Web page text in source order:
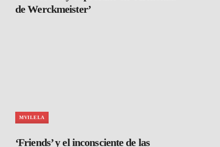
de Werckmeister’
MVILELA
‘Friends’ y el inconsciente de las